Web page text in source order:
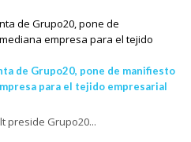
de Grupo20, pone de manifiesto
para el tejido empresarial
preside Grupo20...